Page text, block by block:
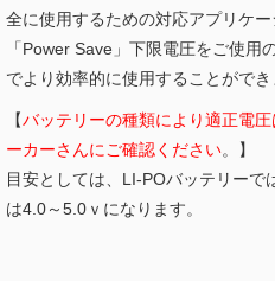
全に使用するための対応アプリケー
「Power Save」下限電圧をご使用
でより効率的に使用することができ
【バッテリーの種類により適正電
ーカーさんにご確認ください。】
目安としては、LI-POバッテリー
は4.0～5.0ｖになります。